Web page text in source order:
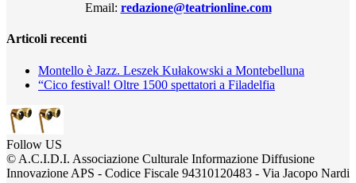
Email: redazione@teatrionline.com
Articoli recenti
Montello è Jazz. Leszek Kułakowski a Montebelluna
“Cico festival! Oltre 1500 spettatori a Filadelfia
Follow US
© A.C.I.D.I. Associazione Culturale Informazione Diffusione
Innovazione APS - Codice Fiscale 94310120483 - Via Jacopo Nardi